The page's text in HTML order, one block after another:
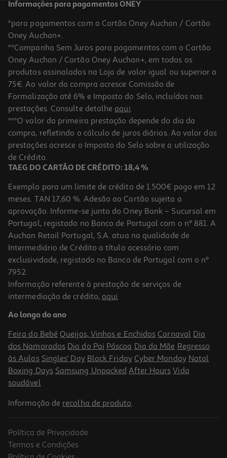
-10%
Champo Byphasse Coco Cabelos Pintados 750ml
3.59 €/Lt
Price reduced from
2,99 €to
2,69 €
Promoção
Champô Klorane Centaureas Azuis 400ml
47.25 €/Lt
18,90 €
-25%
Informações para pagamentos ONEY
*para pagamentos com o Cartão Oney Auchan / Cartão
Oney Auchan+.
**Campanha Sem Juros para pagamentos com o Cartão
Oney Auchan / Cartão Oney Auchan+, em todos os
produtos assinalados na Loja de valor igual ou superior a
75€. Ao valor da compra acresce Comissão de
Formalização até 6% e Imposto do Selo, incluídos nas
prestações. Consulte detalhe aqui.
***O valor da primeira prestação depende do dia da
compra, refletindo o cálculo de juros diários. Ao valor das
prestações acresce o Imposto do Selo sobre a utilização
de Crédito.
TAEG DO CARTÃO DE CRÉDITO: 18,4 %
Exemplo para um limite de crédito de 1.500€ pago em 12
meses. TAN 17,60 %. Adesão ao Cartão sujeita a
aprovação. Informe-se junto do Oney Bank – Sucursal em
Portugal, registado no Banco de Portugal com o nº 881. A
Auchan Retail Portugal, S.A. atua na qualidade de
Intermediário de Crédito a título acessório com
exclusividade, registado no Banco de Portugal com o nº
7952.
Informação referente à prestação de serviços de
intermediação de crédito, aqui.
Ao longo do ano
Feira do Bebé Queijos, Vinhos e Enchidos Carnaval Dia
dos Namorados Dia do Pai Páscoa Dia da Mãe Regresso
às Aulas Singles' Day Black Friday Cyber Monday Natal
Boxing Days Samsung Unpacked After Hours Vida
saudável
Informação de recolha de produto.
Política de Privacidade
Termos e Condições